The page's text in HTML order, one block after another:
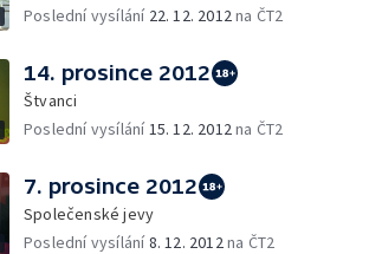
Poslední vysílání 22. 12. 2012 na ČT2
14. prosince 2012
Štvanci
Poslední vysílání 15. 12. 2012 na ČT2
7. prosince 2012
Společenské jevy
Poslední vysílání8. 12. 2012 na ČT2